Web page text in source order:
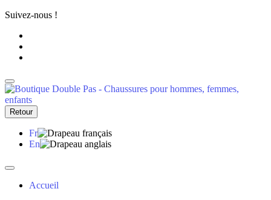
Suivez-nous !
Retour
Fr
En
Accueil